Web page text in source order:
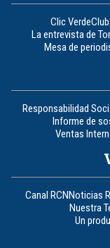
Clic Verde
La entrevista de
Mesa de
Responsabilidad
Informe de
Ventas
Canal RCNNoticias
Nuestra
Un